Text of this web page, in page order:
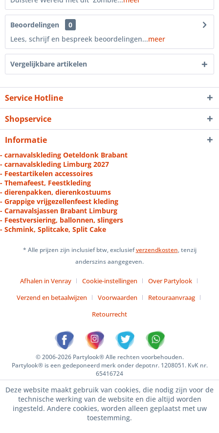
Beoordelingen
0
Lees, schrijf en bespreek beoordelingen...meer
Vergelijkbare artikelen
Service Hotline
Shopservice
Informatie
- carnavalskleding Oeteldonk Brabant
- carnavalskleding Limburg 2027
- Feestartikelen accessoires
- Themafeest, Feestkleding
- dierenpakken, dierenkostuums
- Grappige vrijgezellenfeest kleding
- Carnavalsjassen Brabant Limburg
- Feestversiering, ballonnen, slingers
- Schmink, Splitcake, Split Cake
* Alle prijzen zijn inclusief btw, exclusiefverzendkosten, tenzij
anderszins aangegeven.
Afhalen in Venray Cookie-instellingen
Over Partylook
Verzend en betaalwijzen
Voorwaarden
Retouraanvraag
Retourrecht
© 2006-2026 Partylook® Alle rechten voorbehouden.
Partylook® is een gedeponeerd merk onder depotnr. 1208051. KvK nr.
65416724
Deze website maakt gebruik van cookies, die nodig zijn voor de
technische werking van de website en die altijd worden
ingesteld. Andere cookies, worden alleen geplaatst met uw
toestemming.